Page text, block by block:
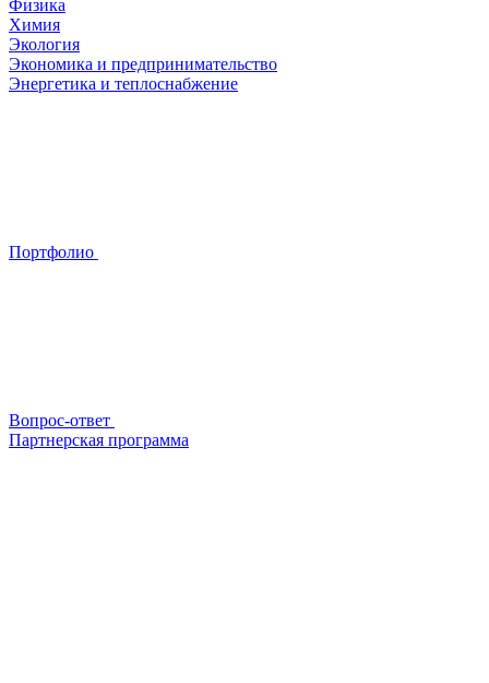
Физика
Химия
Экология
Экономика и предпринимательство
Энергетика и теплоснабжение
Портфолио
Вопрос-ответ
Партнерская программа